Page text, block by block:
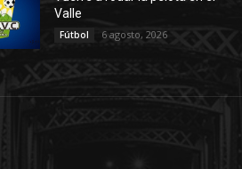
Valle
Fútbol 6 agosto, 2026